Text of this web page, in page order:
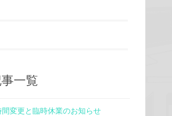
一覧
変更と臨時休業のお知らせ